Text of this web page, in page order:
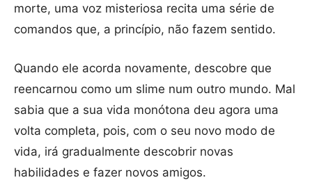
morte, uma voz misteriosa recita uma série de
comandos que, a princípio, não fazem sentido.
Quando ele acorda novamente, descobre que
reencarnou como um slime num outro mundo. Mal
sabia que a sua vida monótona deu agora uma
volta completa, pois, com o seu novo modo de
vida, irá gradualmente descobrir novas
habilidades e fazer novos amigos.